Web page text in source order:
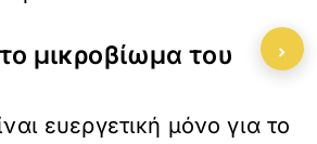
μικροβίωμα του
ευεργετική μόνο για το
›